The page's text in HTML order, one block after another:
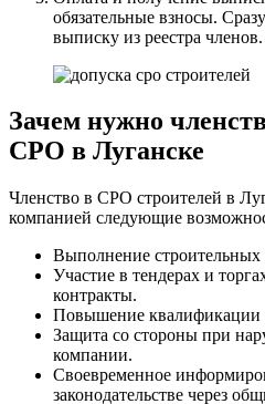
обязательные взносы.
выписку из реестра членов.
Зачем нужно
СРО в Луганске
Членство в СРО строителей в
компанией следующие
Выполнение строительных
Участие в тендерах и
контракты.
Повышение квалификации
Защита со стороны при
компании.
Своевременное
законодательстве через